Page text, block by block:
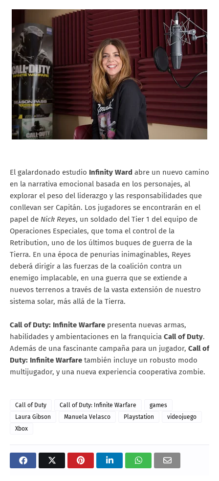
El galardonado estudio Infinity Ward abre un nuevo camino
en la narrativa emocional basada en los personajes, al
explorar el peso del liderazgo y las responsabilidades que
conllevan ser Capitán. Los jugadores se encontrarán en el
papel de Nick Reyes, un soldado del Tier 1 del equipo de
Operaciones Especiales, que toma el control de la
Retribution, uno de los últimos buques de guerra de la
Tierra. En una época de penurias inimaginables, Reyes
deberá dirigir a las fuerzas de la coalición contra un
enemigo implacable, en una guerra que se extiende a
nuevos terrenos a través de la vasta extensión de nuestro
sistema solar, más allá de la Tierra.
Call of Duty: Infinite Warfare presenta nuevas armas,
habilidades y ambientaciones en la franquicia Call of Duty.
Además de una fascinante campaña para un jugador, Call of
Duty: Infinite Warfare también incluye un robusto modo
multijugador, y una nueva experiencia cooperativa zombie.
Call of Duty Call of Duty: Infinite Warfare
games
Laura Gibson
Manuela Velasco Playstation
videojuego
Xbox